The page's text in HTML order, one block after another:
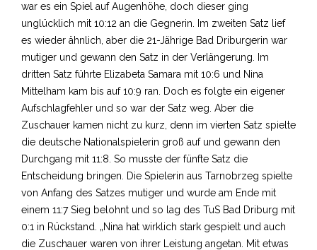
war es ein Spiel auf Augenhöhe, doch dieser ging
unglücklich mit 10:12 an die Gegnerin. Im zweiten Satz lief
es wieder ähnlich, aber die 21-Jährige Bad Driburgerin war
mutiger und gewann den Satz in der Verlängerung. Im
dritten Satz führte Elizabeta Samara mit 10:6 und Nina
Mittelham kam bis auf 10:9 ran. Doch es folgte ein eigener
Aufschlagfehler und so war der Satz weg. Aber die
Zuschauer kamen nicht zu kurz, denn im vierten Satz spielte
die deutsche Nationalspielerin groß auf und gewann den
Durchgang mit 11:8. So musste der fünfte Satz die
Entscheidung bringen. Die Spielerin aus Tarnobrzeg spielte
von Anfang des Satzes mutiger und wurde am Ende mit
einem 11:7 Sieg belohnt und so lag des TuS Bad Driburg mit
0:1 in Rückstand. „Nina hat wirklich stark gespielt und auch
die Zuschauer waren von ihrer Leistung angetan. Mit etwas